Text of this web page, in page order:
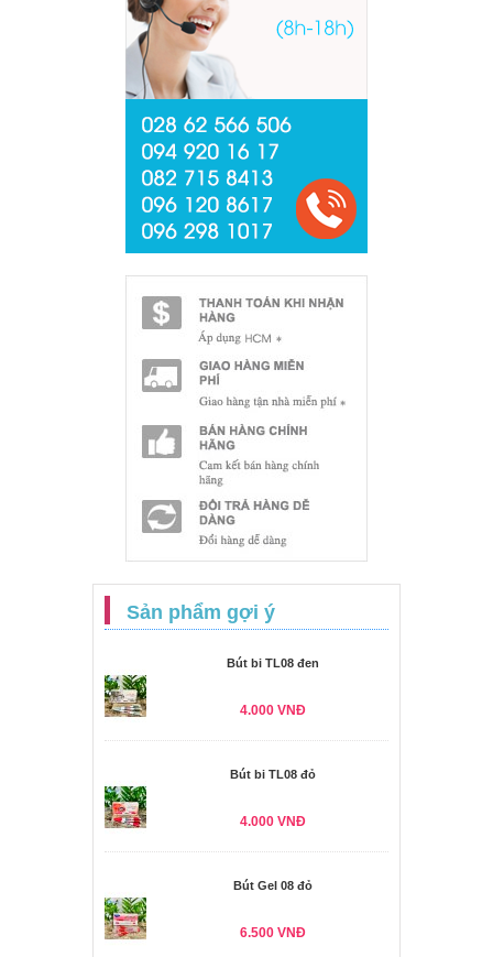
Sản phẩm gợi ý
Bút bi TL08 đen
4.000 VNĐ
Bút bi TL08 đỏ
4.000 VNĐ
Bút Gel 08 đỏ
6.500 VNĐ